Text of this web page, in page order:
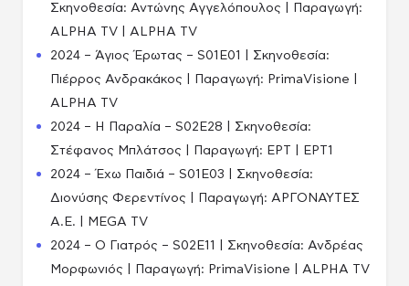
Σκηνοθεσία: Αντώνης Αγγελόπουλος | Παραγωγή:
ALPHA TV | ALPHA TV
2024 – Άγιος Έρωτας – S01E01 | Σκηνοθεσία:
Πιέρρος Ανδρακάκος | Παραγωγή: PrimaVisione |
ALPHA TV
2024 – Η Παραλία – S02E28 | Σκηνοθεσία:
Στέφανος Μπλάτσος | Παραγωγή: ΕΡΤ | ΕΡΤ1
2024 – Έχω Παιδιά – S01E03 | Σκηνοθεσία:
Διονύσης Φερεντίνος | Παραγωγή: ΑΡΓΟΝΑΥΤΕΣ
Α.Ε. | MEGA TV
2024 – Ο Γιατρός – S02E11 | Σκηνοθεσία: Ανδρέας
Μορφωνιός | Παραγωγή: PrimaVisione | ALPHA TV